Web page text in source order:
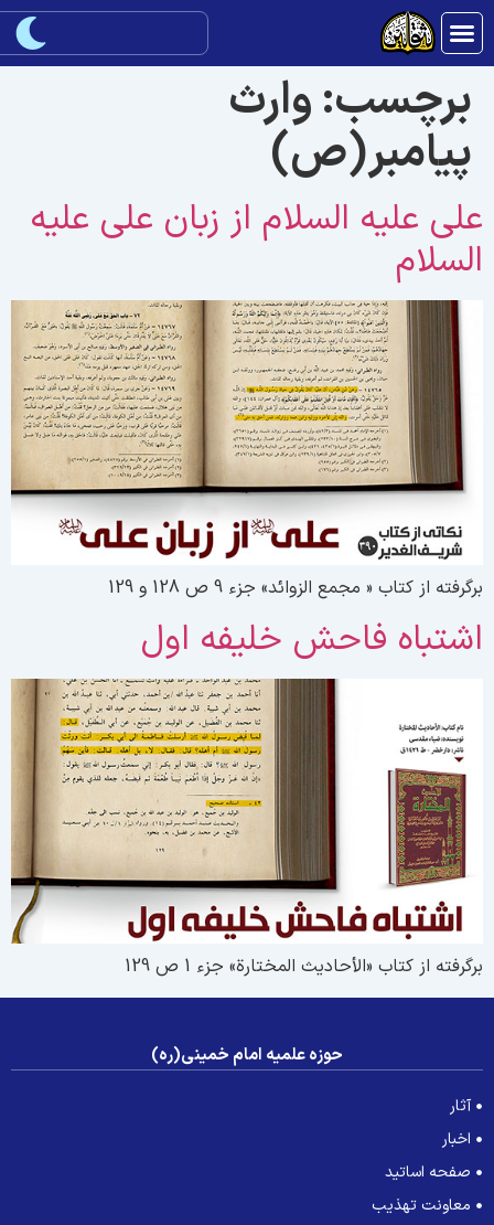
برچسب:وارث
پیامبر(ص)
علیه السلام از زبان علی علیه
از کتاب « مجمع الزوائد» جزء 9 ص 128 و 129
فاحش خلیفه اول
از کتاب «الأحادیث المختارة» جزء 1 ص 129
حوزه علمیه امام خمینی(ره)
آثار
اخبار
صفحه اساتید
معاونت تهذیب